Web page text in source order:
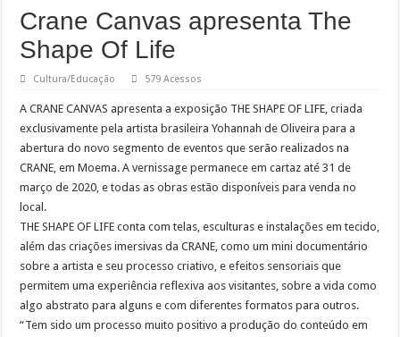
Crane Canvas apresenta The
Shape Of Life
Cultura/Educação 579 Acessos
A CRANE CANVAS apresenta a exposição THE SHAPE OF LIFE, criada
exclusivamente pela artista brasileira Yohannah de Oliveira para a
abertura do novo segmento de eventos que serão realizados na
CRANE, em Moema. A vernissage permanece em cartaz até 31 de
março de 2020, e todas as obras estão disponíveis para venda no
local.
THE SHAPE OF LIFE conta com telas, esculturas e instalações em tecido,
além das criações imersivas da CRANE, como um mini documentário
sobre a artista e seu processo criativo, e efeitos sensoriais que
permitem uma experiência reflexiva aos visitantes, sobre a vida como
algo abstrato para alguns e com diferentes formatos para outros.
“Tem sido um processo muito positivo a produção do conteúdo em